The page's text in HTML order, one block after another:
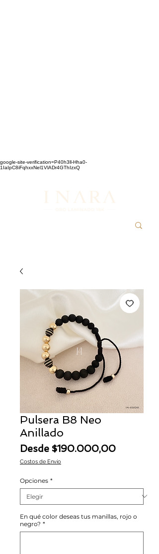
google-site-verification=P40h3ll-Hha0-
1IaIpC8iFqhxxNel1VlADr4GThIzxQ
Pulsera B8 Neo
Anillado
Desde $190.000,00Precio de
Costos de Envío
Opciones *
En qué color deseas tus manillas, rojo o
negro? *